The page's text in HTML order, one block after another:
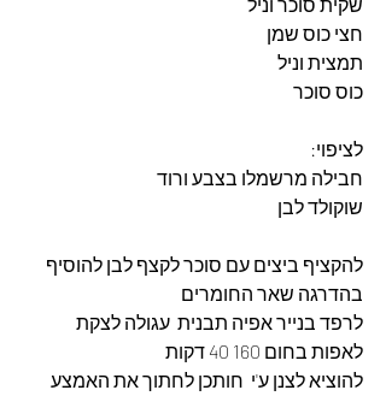
חצי כוס שמן
תמצית וניל
כוס סוכר
לציפוי:
חבילה מרשמלו בצבע ורוד
שוקולד לבן
להקציף ביצים עם סוכר לקצף לבן להוסיף
בהדרגה שאר החומרים
לרפד בנייר אפיה תבנית  עגולה לצקת
לאפות בחום 160 40 דקות
להוציא לצנן ע'י  חותכן לחתוך את האמצע